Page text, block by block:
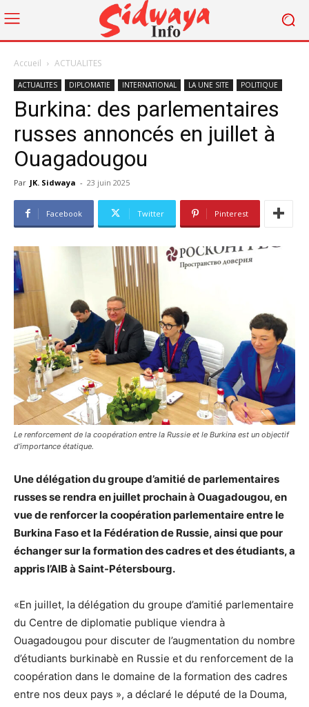
Accueil ACTUALITES
ACTUALITES DIPLOMATIE INTERNATIONAL LA UNE SITE POLITIQUE
Burkina: des parlementaires
russes annoncés en juillet à
Ouagadougou
Par JK. Sidwaya - 23 juin 2025
Facebook Twitter Pinterest
Le renforcement de la coopération entre la Russie et le Burkina est un objectif
d’importance étatique.
Une délégation du groupe d’amitié de parlementaires
russes se rendra en juillet prochain à Ouagadougou, en
vue de renforcer la coopération parlementaire entre le
Burkina Faso et la Fédération de Russie, ainsi que pour
échanger sur la formation des cadres et des étudiants, a
appris l’AIB à Saint-Pétersbourg.
«En juillet, la délégation du groupe d’amitié parlementaire
du Centre de diplomatie publique viendra à
Ouagadougou pour discuter de l’augmentation du nombre
d’étudiants burkinabè en Russie et du renforcement de la
coopération dans le domaine de la formation des cadres
entre nos deux pays », a déclaré le député de la Douma,